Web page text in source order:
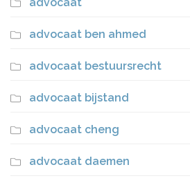
advocaat ben ahmed
advocaat bestuursrecht
advocaat bijstand
advocaat cheng
advocaat daemen